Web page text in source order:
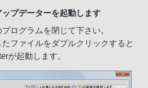
に対する責任）
ウェアを使用することにより、
作権、特許権その他の知的財産
して紛争が生じたときは、使用
解決するものとし、ソニーに一
ものとします。
プデーターを起動します
ログラムを閉じて下さい。
ファイルをダブルクリックすると
が起動します。